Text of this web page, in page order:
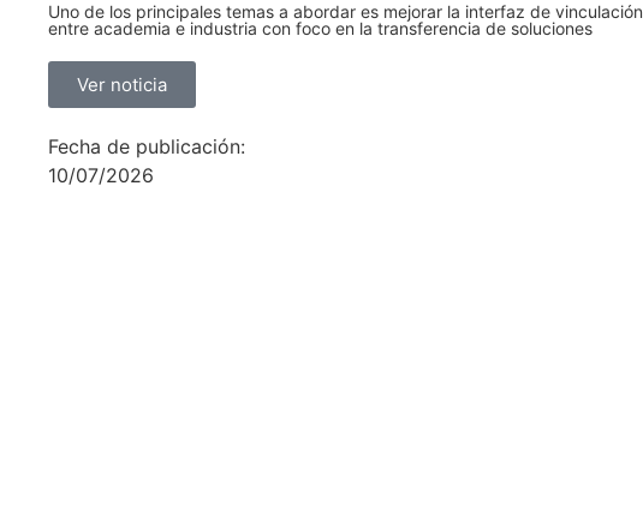
Uno de los principales temas a abordar es mejorar la interfaz de vinculación
entre academia e industria con foco en la transferencia de soluciones
Ver noticia
Fecha de publicación:
10/07/2026